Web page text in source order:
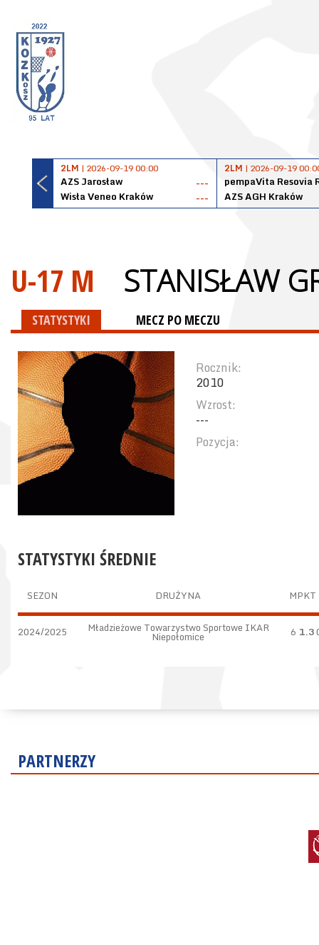
2LM | 2026-09-19 00:00
AZS Jarosław
---
Wisła Veneo Kraków
---
2LM | 2026-09-19
pempaVita Resovia
AZS AGH Kraków
U-17 M STANISŁAW
STATYSTYKI MECZ PO MECZU
Rocznik:
2010
Wzrost:
---
Pozycja:
STATYSTYKI ŚREDNIE
SEZON DRUŻYNA MPKT
2024/2025 Mładzieżowe Towarzystwo Sportowe IKAR
Niepołomice 6 1.3
PARTNERZY